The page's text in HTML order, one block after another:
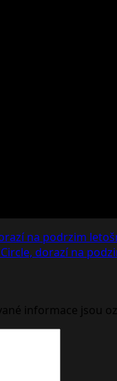
na podrzim
dorazí na
informace jsou